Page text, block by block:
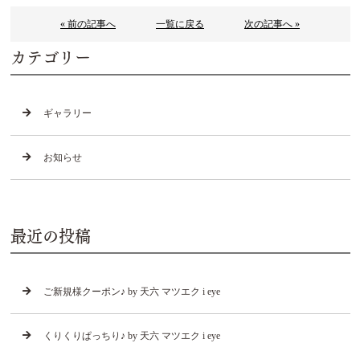
« 前の記事へ 一覧に戻る 次の記事へ »
カテゴリー
ギャラリー
お知らせ
最近の投稿
ご新規様クーポン♪ by 天六 マツエク i eye
くりくりぱっちり♪ by 天六 マツエク i eye